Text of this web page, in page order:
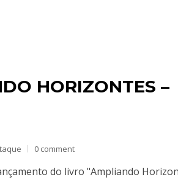
HORIZONTES –
0 comment
do livro "Ampliando